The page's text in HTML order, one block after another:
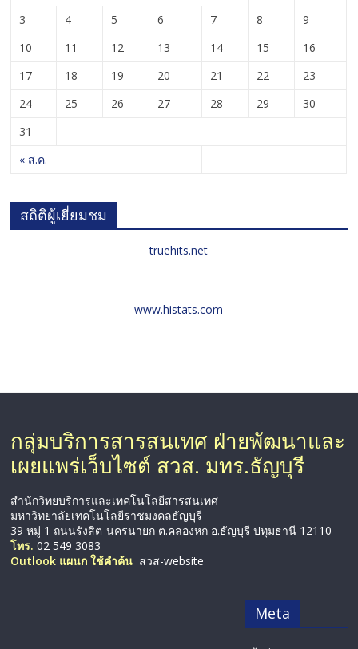
« ส.ค.
3
4 5 6 7 8
9
10
11 12 13 14 15
16
17
18 19 20 21 22
23
24
25 26 27 28 29
30
31
สถิติผู้เยี่ยมชม
truehits.net
www.histats.com
กลุ่มบริการสารสนเทศ ฝ่ายพัฒนาและ
เผยแพร่เว็บไซต์ สวส. มทร.ธัญบุรี
สำนักวิทยบริการและเทคโนโลยีสารสนเทศ
มหาวิทยาลัยเทคโนโลยีราชมงคลธัญบุรี
39 หมู่ 1 ถนนรังสิต-นครนายก ต.คลองหก อ.ธัญบุรี ปทุมธานี 12110
โทร. 02 549 3083
Outlook แผนก ใช้คำค้น สวส-website
Meta